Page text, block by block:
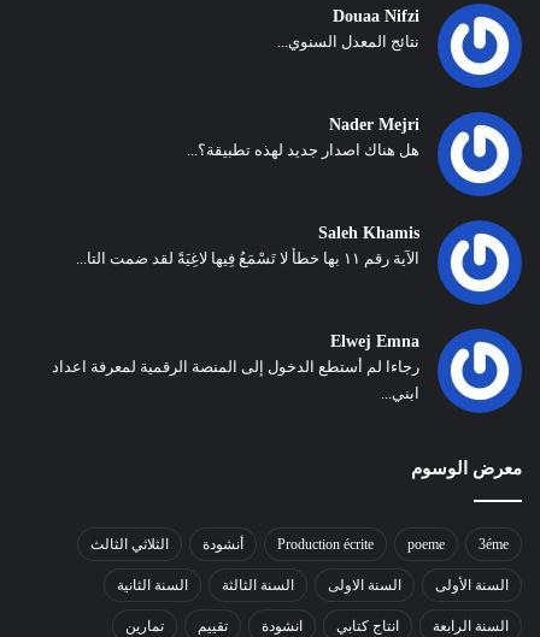
Douaa Nifzi
نتائج المعدل السنوي...
Nader Mejri
هل هناك اصدار جديد لهذه تطبيقة؟...
Saleh Khamis
الآية رقم ١١ بها خطأ لا تَسْمَعُ فِيها لاغِيَةً لقد ضمت التا...
Elwej Emna
رجاءا لم أستطع الدخول إلى المنصة الرقمية لمعرفة اعداد
ابني...
معرض الوسوم
3éme
poeme
Production écrite أنشودة الثلاثي الثالث
السنة الأولى السنة الاولى السنة الثالثة السنة الثانية
السنة الرابعة انتاج كتابي انشودة تقييم تمارين